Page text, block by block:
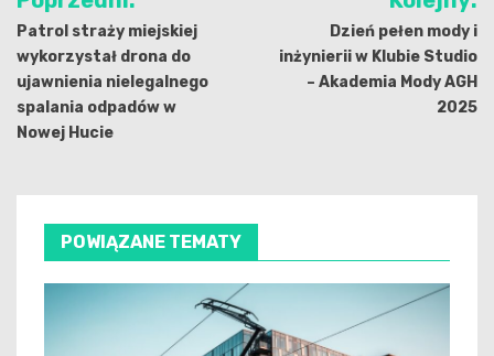
wpisu
Patrol straży miejskiej
wykorzystał drona do
ujawnienia nielegalnego
spalania odpadów w
Nowej Hucie
Dzień pełen mody i
inżynierii w Klubie Studio
– Akademia Mody AGH
2025
POWIĄZANE TEMATY